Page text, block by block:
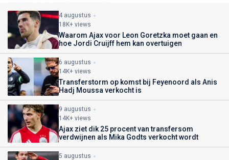
4 augustus
18K+ views
Waarom Ajax voor Leon Goretzka moet gaan en
hoe Jordi Cruijff hem kan overtuigen
6 augustus
14K+ views
Transferstorm op komst bij Feyenoord als Anis
Hadj Moussa verkocht is
9 augustus
14K+ views
Ajax ziet dik 25 procent van transfersom
verdwijnen als Mika Godts verkocht wordt
5 augustus